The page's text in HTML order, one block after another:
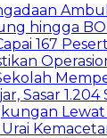
hingga
167
Sasar 1.204
Lewat